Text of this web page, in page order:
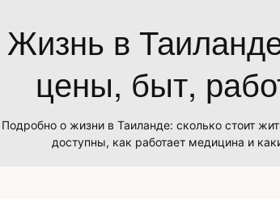
Жизнь в
цены, быт,
Подробно о жизни в Таиланде: сколько стоит
доступны, как работает медицина и